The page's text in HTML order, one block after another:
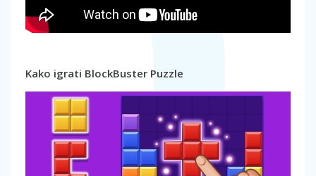
Kako igrati BlockBuster Puzzle